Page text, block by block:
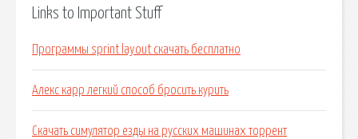
Links to Important Stuff
Программы sprint layout скачать бесплатно
Алекс карр легкий способ бросить курить
Скачать симулятор езды на русских машинах торрент